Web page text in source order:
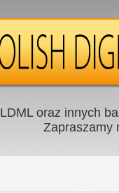
oraz innych
Zapraszamy